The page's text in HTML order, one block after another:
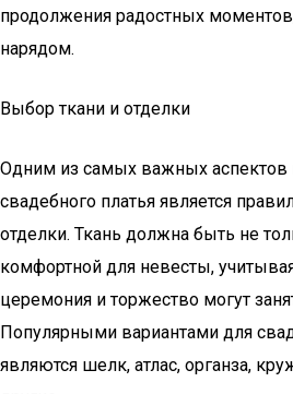
продолжения радостных
нарядом.
Выбор ткани и отделки
Одним из самых важных
свадебного платья является
отделки. Ткань должна быть не
комфортной для невесты,
церемония и торжество могут
Популярными вариантами для
являются шелк, атлас, органза,